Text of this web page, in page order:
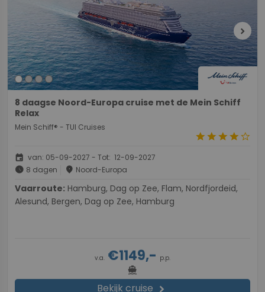
chevron_right
8 daagse Noord-Europa cruise met de Mein Schiff
Relax
Mein Schiff® - TUI Cruises
starstarstarstarstar_border
event van: 05-09-2027 - Tot: 12-09-2027
schedule 8 dagen place Noord-Europa
Vaarroute:
Alesund, Bergen, Dag op Zee, Hamburg
v.a. €1149,- p.p.
directions_boat
Bekijk cruise